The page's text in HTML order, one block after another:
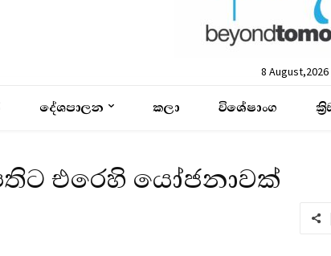
8 August,2026
දේශපාලන කලා විශේෂාංග
එරෙහි යෝජනාවක්